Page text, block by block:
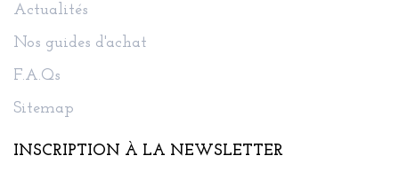
Actualités
Nos guides d'achat
F.A.Qs
Sitemap
INSCRIPTION À LA NEWSLETTER